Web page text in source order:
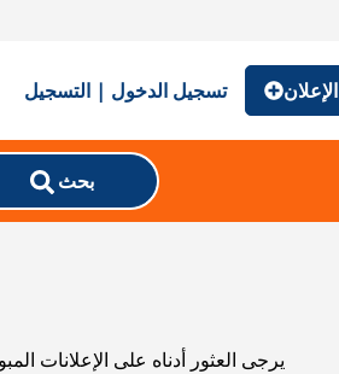
تسجيل الدخول | التسجيل
بحث
يرجى العثور أدناه على الإعلانات